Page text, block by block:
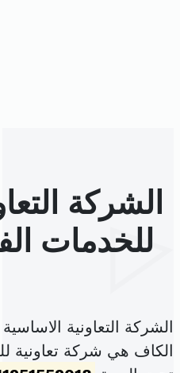
الشركة
للخدمات
الشركة التعاونية
الكاف هي شركة تعاونية